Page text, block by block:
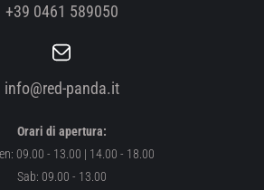
+39 0461 589050
info@red-panda.it
Orari di apertura:
09.00 - 13.00 | 14.00 - 18.00
Sab: 09.00 - 13.00